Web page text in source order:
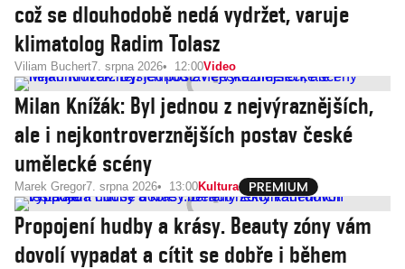
což se dlouhodobě nedá vydržet, varuje
klimatolog Radim Tolasz
Viliam Buchert7. srpna 2026 12:00Video
Milan Knížák: Byl jednou z nejvýraznějších,
ale i nejkontroverznějších postav české
umělecké scény
Marek Gregor7. srpna 2026 13:00Kultura
Propojení hudby a krásy. Beauty zóny vám
dovolí vypadat a cítit se dobře i během